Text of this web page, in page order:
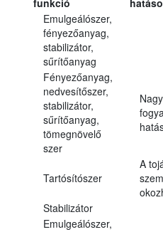
Emulgeálószer,
fényezőanyag,
stabilizátor,
sűrítőanyag
Fényezőanyag,
nedvesítőszer,
stabilizátor,
sűrítőanyag,
tömegnövelő
szer
Tartósítószer
A
Stabilizátor
Emulgeálószer,